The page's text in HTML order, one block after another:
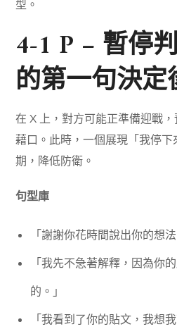
型。
4-1 P – 暫停
的第一句決
在 X 上，對方可能正準備迎戰
藉口。此時，一個展現「我停
期，降低防衛。
句型庫
「謝謝你花時間說出你的想
「我先不急著解釋，因為你
的。」
「我看到了你的貼文，我想